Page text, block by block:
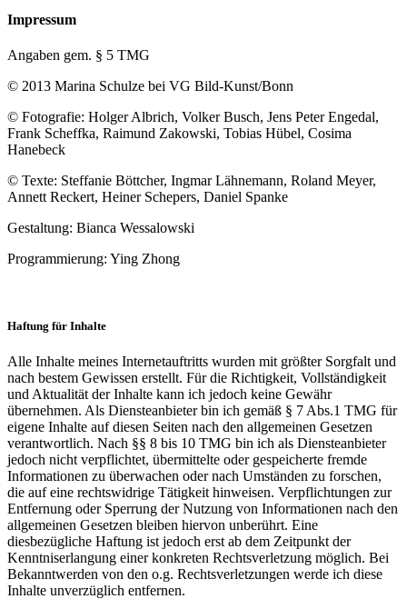
Impressum
Angaben gem. § 5 TMG
© 2013 Marina Schulze bei VG Bild-Kunst/Bonn
© Fotografie: Holger Albrich, Volker Busch, Jens Peter Engedal,
Frank Scheffka, Raimund Zakowski, Tobias Hübel, Cosima
Hanebeck
© Texte: Steffanie Böttcher, Ingmar Lähnemann, Roland Meyer,
Annett Reckert, Heiner Schepers, Daniel Spanke
Gestaltung: Bianca Wessalowski
Programmierung: Ying Zhong
Haftung für Inhalte
Alle Inhalte meines Internetauftritts wurden mit größter Sorgfalt und
nach bestem Gewissen erstellt. Für die Richtigkeit, Vollständigkeit
und Aktualität der Inhalte kann ich jedoch keine Gewähr
übernehmen. Als Diensteanbieter bin ich gemäß § 7 Abs.1 TMG für
eigene Inhalte auf diesen Seiten nach den allgemeinen Gesetzen
verantwortlich. Nach §§ 8 bis 10 TMG bin ich als Diensteanbieter
jedoch nicht verpflichtet, übermittelte oder gespeicherte fremde
Informationen zu überwachen oder nach Umständen zu forschen,
die auf eine rechtswidrige Tätigkeit hinweisen. Verpflichtungen zur
Entfernung oder Sperrung der Nutzung von Informationen nach den
allgemeinen Gesetzen bleiben hiervon unberührt. Eine
diesbezügliche Haftung ist jedoch erst ab dem Zeitpunkt der
Kenntniserlangung einer konkreten Rechtsverletzung möglich. Bei
Bekanntwerden von den o.g. Rechtsverletzungen werde ich diese
Inhalte unverzüglich entfernen.